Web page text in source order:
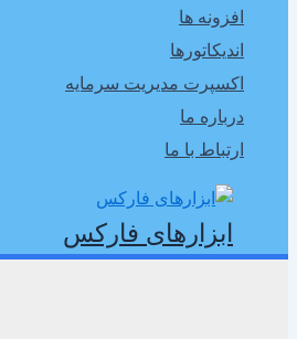
افزونه ها
اندیکاتورها
اکسپرت مدیریت سرمایه
درباره ما
ارتباط با ما
ابزارهای فارکس